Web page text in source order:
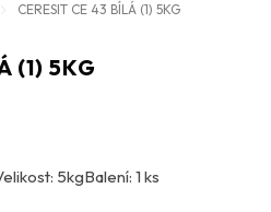
CERESIT CE 43 BÍLÁ (1) 5KG
(1) 5KG
5kgBalení: 1 ks